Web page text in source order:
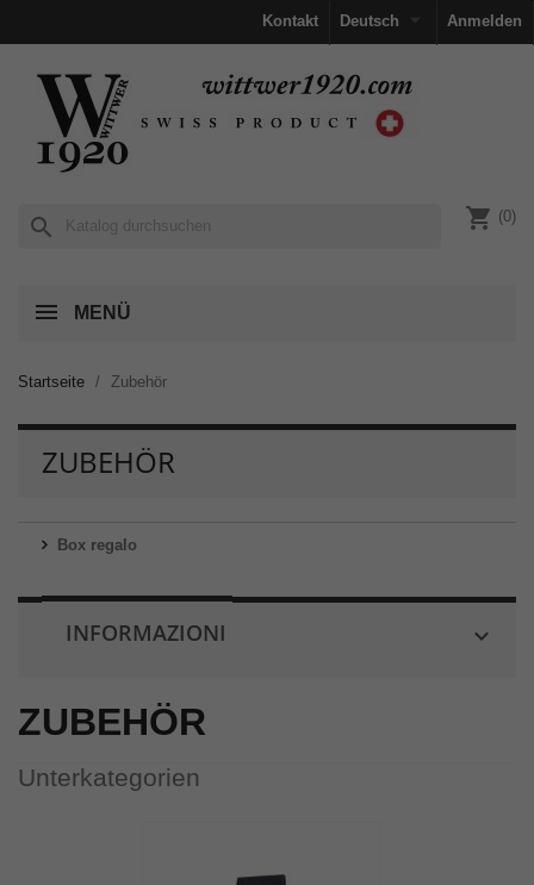
Kontakt Deutsch Anmelden
search shopping_cart (0)
MENÜ
Startseite Zubehör
ZUBEHÖR
Box regalo
INFORMAZIONI 
ZUBEHÖR
Unterkategorien